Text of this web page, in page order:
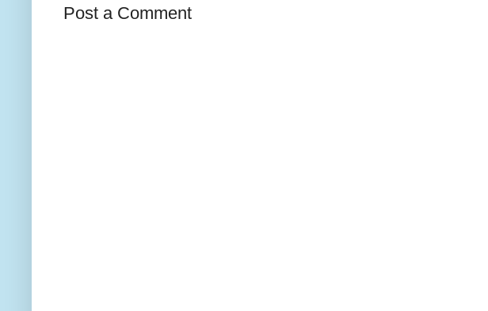
Post a Comment